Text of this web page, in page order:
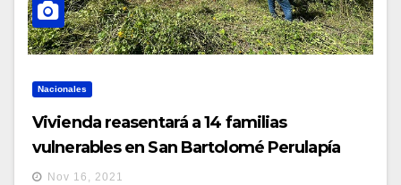
Nacionales
Vivienda reasentará a 14 familias
vulnerables en San Bartolomé Perulapía
Nov 16, 2021